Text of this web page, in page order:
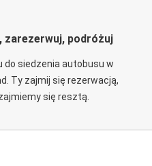
zarezerwuj, podróżuj
do siedzenia autobusu w
Ty zajmij się rezerwacją,
się resztą.